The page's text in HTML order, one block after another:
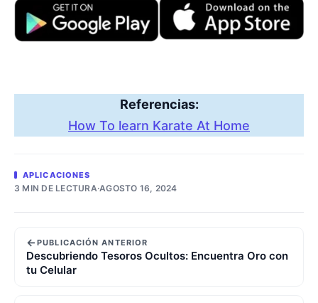
Referencias:
How To learn Karate At Home
APLICACIONES
3 MIN DE LECTURA·AGOSTO 16, 2024
←PUBLICACIÓN ANTERIOR
Descubriendo Tesoros Ocultos: Encuentra Oro con
tu Celular